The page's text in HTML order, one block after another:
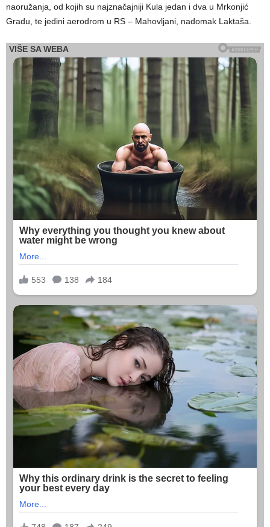
naoružanja, od kojih su najznačajniji Kula jedan i dva u Mrkonjić
Gradu, te jedini aerodrom u RS – Mahovljani, nadomak Laktaša.